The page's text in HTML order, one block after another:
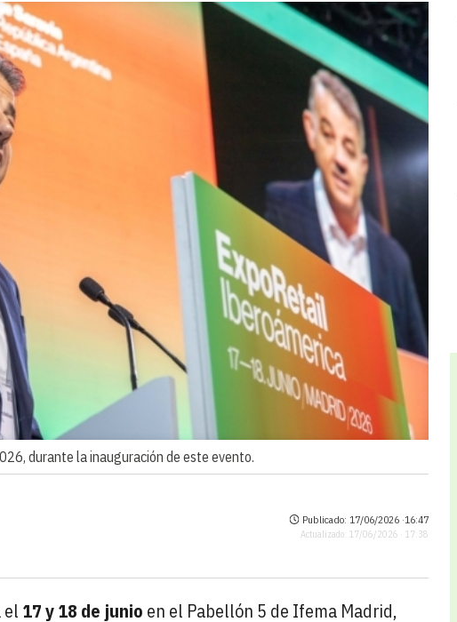
durante la inauguración de este evento.
Publicado: 17/06/2026 ·16:47
Actualizado: 17/06/2026 · 17:38
el 17 y 18 de junio en el Pabellón 5 de Ifema Madrid,